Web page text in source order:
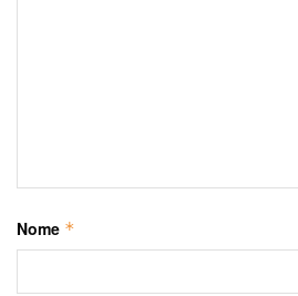
Nome *